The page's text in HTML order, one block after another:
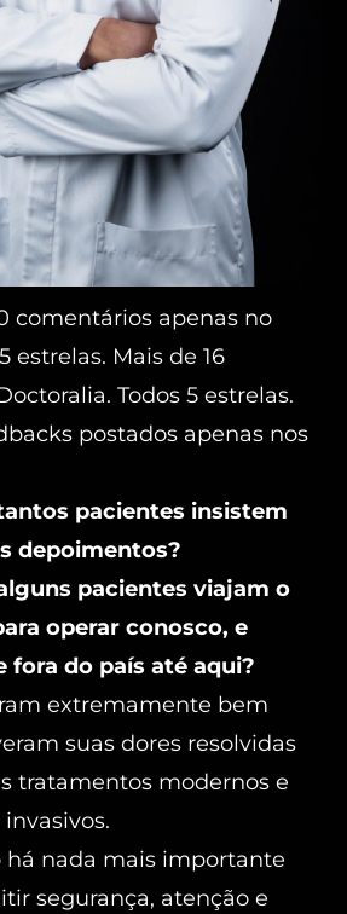
comentários apenas no
estrelas. Mais de 16
Todos 5 estrelas.
postados apenas nos
pacientes insistem
depoimentos?
pacientes viajam o
operar conosco, e
fora do país até aqui?
extremamente bem
suas dores resolvidas
tratamentos modernos e
há nada mais importante
segurança, atenção e